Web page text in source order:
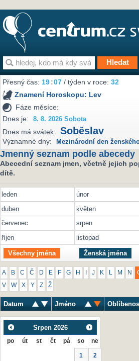
Přesný čas:19:07 / týden v roce:32
Znamení Horoskopu: Lev
Fáze měsíce:
Dnes je:
8. 8. 2026 Sobota
Dnes má svátek: Soběslav
Významné dny: Mezinárodní den
Jmenný seznam podle abecedy
Abecední seznam jmen, včetně jejich
dítě.
leden únor
duben
květen
červenec
srpen
říjen
listopad
Všechny jména Ženská jména
A B C Č D E F G H J K M N
V W X Y Z Ž
Datum Jméno
Srpen 2026
po út st čt pá so ne
1 2